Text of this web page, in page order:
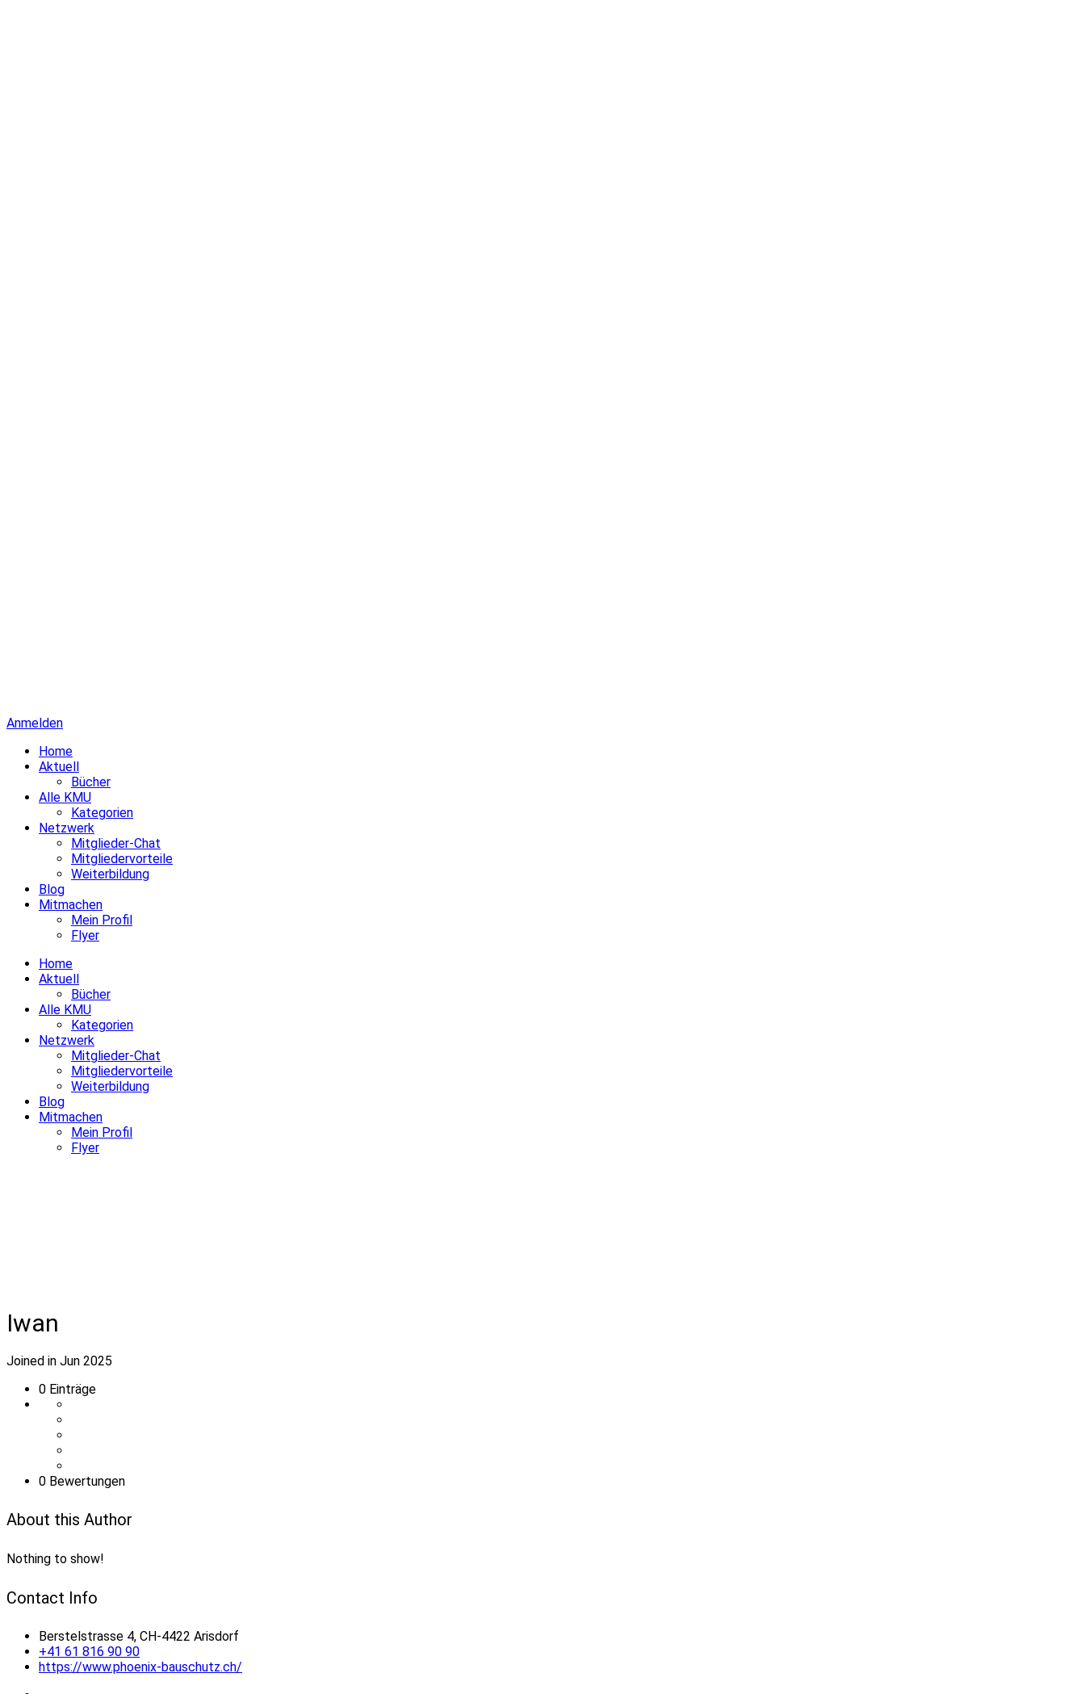
Anmelden
Home
Aktuell
Bücher
Alle KMU
Kategorien
Netzwerk
Mitglieder-Chat
Mitgliedervorteile
Weiterbildung
Blog
Mitmachen
Mein Profil
Flyer
Home
Aktuell
Bücher
Alle KMU
Kategorien
Netzwerk
Mitglieder-Chat
Mitgliedervorteile
Weiterbildung
Blog
Mitmachen
Mein Profil
Flyer
Iwan
Joined in Jun 2025
0 Einträge
0 Bewertungen
About this Author
Nothing to show!
Contact Info
Berstelstrasse 4, CH-4422 Arisdorf
+41 61 816 90 90
https://www.phoenix-bauschutz.ch/